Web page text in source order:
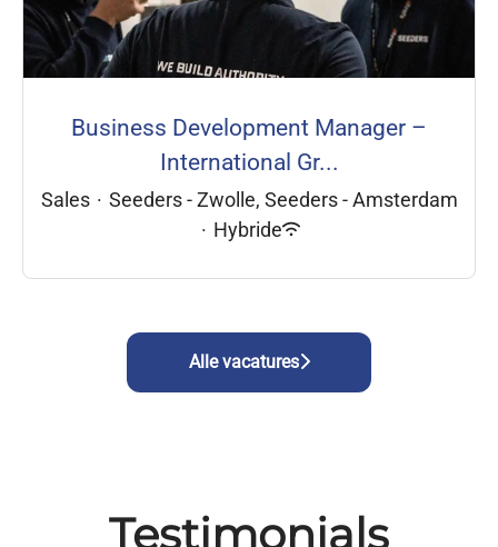
Business Development Manager –
International Gr...
Sales · Seeders - Zwolle, Seeders - Amsterdam
· Hybride
Alle vacatures
Testimonials